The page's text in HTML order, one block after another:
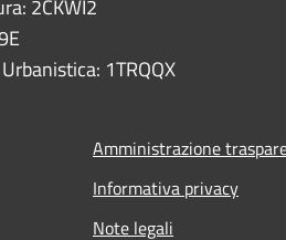
2CKWI2
1TRQQX
Amministrazione
Informativa privacy
Note legali